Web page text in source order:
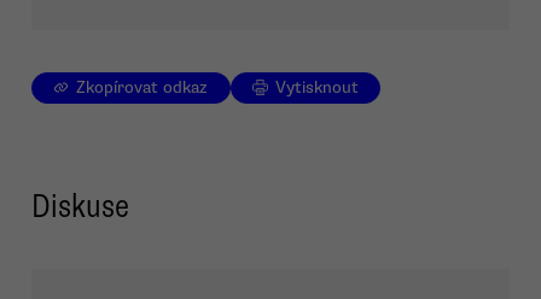
Zkopírovat odkaz Vytisknout
Diskuse